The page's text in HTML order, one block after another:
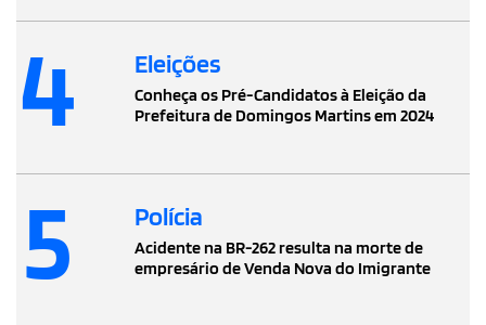
4 Eleições
Conheça os Pré-Candidatos à Eleição da
Prefeitura de Domingos Martins em 2024
5 Polícia
Acidente na BR-262 resulta na morte de
empresário de Venda Nova do Imigrante